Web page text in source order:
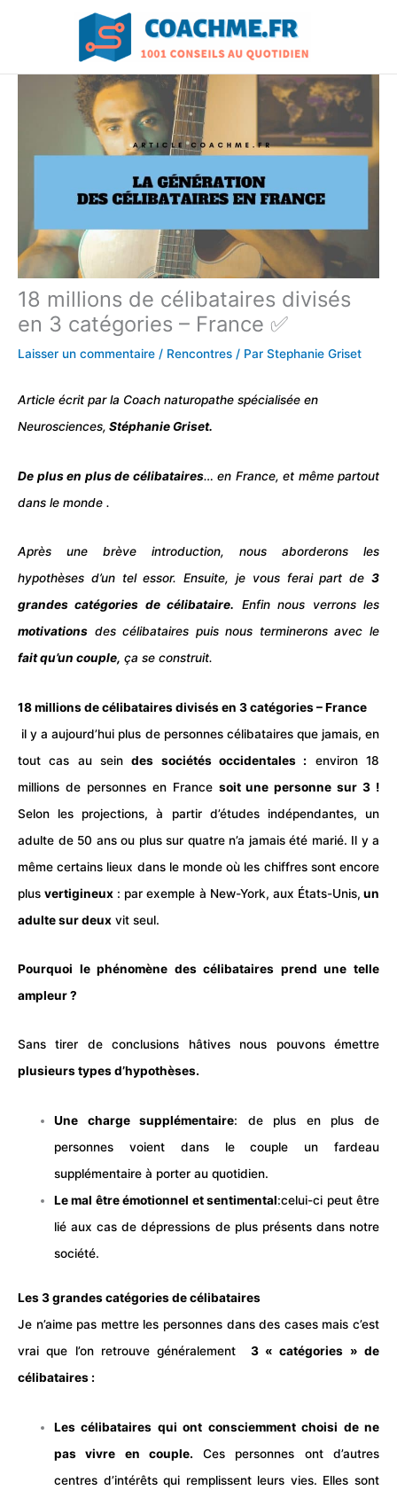
18 millions de célibataires divisés
en 3 catégories – France ✅
Laisser un commentaire / Rencontres / Par Stephanie Griset
Article écrit par la Coach naturopathe spécialisée en
Neurosciences, Stéphanie Griset.
De plus en plus de célibataires… en France, et même partout
dans le monde .
Après une brève introduction, nous aborderons les
hypothèses d’un tel essor. Ensuite, je vous ferai part de 3
grandes catégories de célibataire. Enfin nous verrons les
motivations des célibataires puis nous terminerons avec le
fait qu’un couple, ça se construit.
18 millions de célibataires divisés en 3 catégories – France
il y a aujourd’hui plus de personnes célibataires que jamais, en
tout cas au seindes sociétés occidentales : environ 18
millions de personnes en France soit une personne sur 3 !
Selon les projections, à partir d’études indépendantes, un
adulte de 50 ans ou plus sur quatre n’a jamais été marié. Il y a
même certains lieux dans le monde où les chiffres sont encore
plusvertigineux : par exemple à New-York, aux États-Unis, un
adulte sur deux vit seul.
Pourquoi le phénomène des célibataires prend une telle
ampleur ?
Sans tirer de conclusions hâtives nous pouvons émettre
plusieurs types d’hypothèses.
Une charge supplémentaire: de plus en plus de
personnes voient dans le couple un fardeau
supplémentaire à porter au quotidien.
Le mal être émotionnel et sentimental:celui-ci peut être
lié aux cas de dépressions de plus présents dans notre
société.
Les 3 grandes catégories de célibataires
Je n’aime pas mettre les personnes dans des cases mais c’est
vrai que l’on retrouve généralement 3 « catégories » de
célibataires :
Les célibataires qui ont consciemment choisi de ne
pas vivre en couple. Ces personnes ont d’autres
centres d’intérêts qui remplissent leurs vies. Elles sont